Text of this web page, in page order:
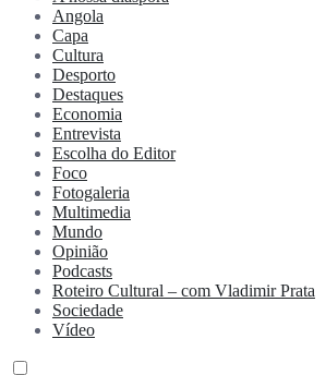
Angola
Capa
Cultura
Desporto
Destaques
Economia
Entrevista
Escolha do Editor
Foco
Fotogaleria
Multimedia
Mundo
Opinião
Podcasts
Roteiro Cultural – com Vladimir Prata
Sociedade
Vídeo